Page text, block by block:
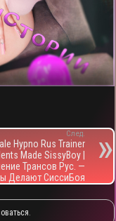
След.
Hypno Rus Trainer
Made SissyBoy |
Трансов Рус. —
Делают СиссиБоя
.